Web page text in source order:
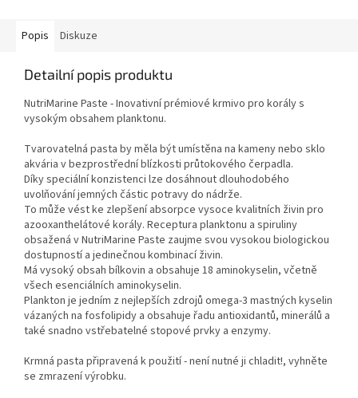
Popis Diskuze
Detailní popis produktu
NutriMarine Paste - Inovativní prémiové krmivo pro korály s
vysokým obsahem planktonu.
Tvarovatelná pasta by měla být umístěna na kameny nebo sklo
akvária v bezprostřední blízkosti průtokového čerpadla.
Díky speciální konzistenci lze dosáhnout dlouhodobého
uvolňování jemných částic potravy do nádrže.
To může vést ke zlepšení absorpce vysoce kvalitních živin pro
azooxanthelátové korály. Receptura planktonu a spiruliny
obsažená v NutriMarine Paste zaujme svou vysokou biologickou
dostupností a jedinečnou kombinací živin.
Má vysoký obsah bílkovin a obsahuje 18 aminokyselin, včetně
všech esenciálních aminokyselin.
Plankton je jedním z nejlepších zdrojů omega-3 mastných kyselin
vázaných na fosfolipidy a obsahuje řadu antioxidantů, minerálů a
také snadno vstřebatelné stopové prvky a enzymy.
Krmná pasta připravená k použití - není nutné ji chladit!, vyhněte
se zmrazení výrobku.